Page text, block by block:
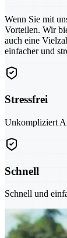
Wenn Sie mit
Vorteilen. Wir
auch eine
einfacher und
Stressfrei
Unkompliziert
Schnell
Schnell und